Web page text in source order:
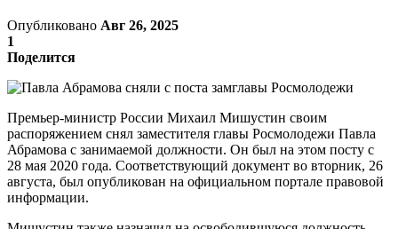
Опубликовано Авг 26, 2025
1
Поделится
Премьер-министр России Михаил Мишустин своим
распоряжением снял заместителя главы Росмолодежи Павла
Абрамова с занимаемой должности. Он был на этом посту с
28 мая 2020 года. Соответствующий документ во вторник, 26
августа, был опубликован на официальном портале правовой
информации.